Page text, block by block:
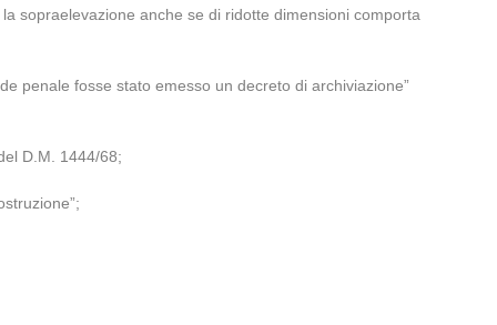
sopraelevazione anche se di ridotte dimensioni comporta
penale fosse stato emesso un decreto di archiviazione”
D.M. 1444/68;